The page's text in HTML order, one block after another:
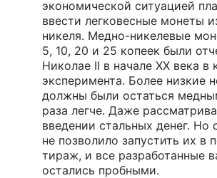
экономической ситуацией
ввести легковесные монеты
никеля. Медно-никелевые
5, 10, 20 и 25 копеек были
Николае II в начале XX века в
эксперимента. Более низкие
должны были остаться
раза легче. Даже
введении стальных денег. Но
не позволило запустить их в
тираж, и все разработанные
остались пробными.